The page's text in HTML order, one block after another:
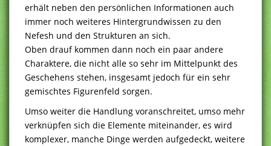
erhält neben den persönlichen Informationen auch
immer noch weiteres Hintergrundwissen zu den
Nefesh und den Strukturen an sich.
Oben drauf kommen dann noch ein paar andere
Charaktere, die nicht alle so sehr im Mittelpunkt des
Geschehens stehen, insgesamt jedoch für ein sehr
gemischtes Figurenfeld sorgen.
Umso weiter die Handlung voranschreitet, umso mehr
verknüpfen sich die Elemente miteinander, es wird
komplexer, manche Dinge werden aufgedeckt, weitere